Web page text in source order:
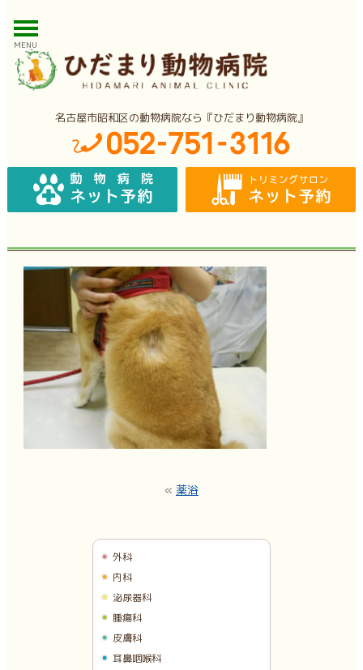
MENU
名古屋市昭和区の動物病院なら『ひだまり動物病院』
« 薬浴
外科
内科
泌尿器科
腫瘍科
皮膚科
耳鼻咽喉科